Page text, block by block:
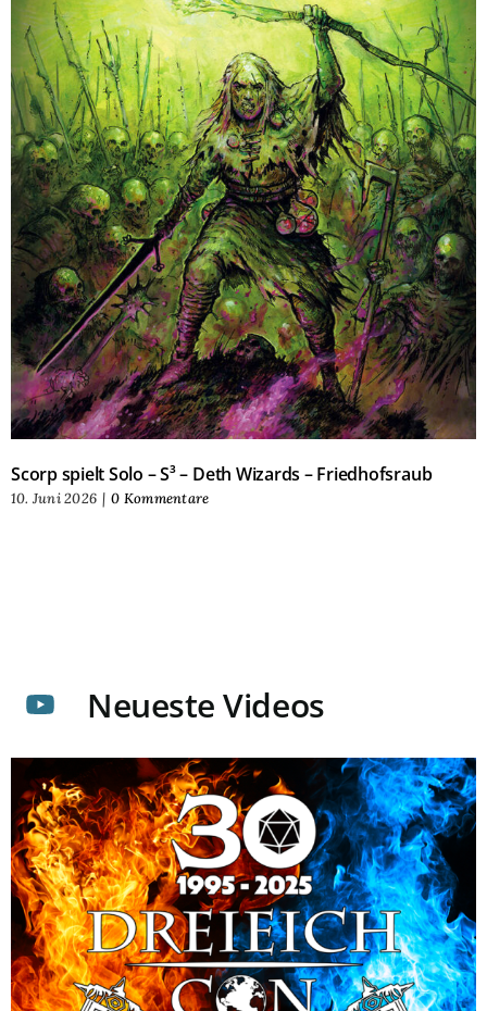
Scorp spielt Solo – S³ – Deth Wizards – Friedhofsraub
10. Juni 2026 | 0 Kommentare
Neueste Videos